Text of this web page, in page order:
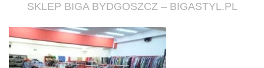
SKLEP BIGA BYDGOSZCZ – BIGASTYL.PL